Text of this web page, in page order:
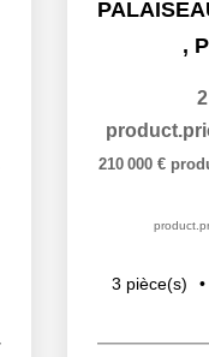
,
210 000 €
3 pièce(s)